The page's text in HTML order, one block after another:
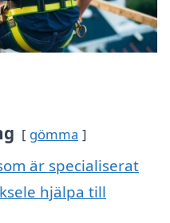
gömma
är specialiserat
hjälpa till